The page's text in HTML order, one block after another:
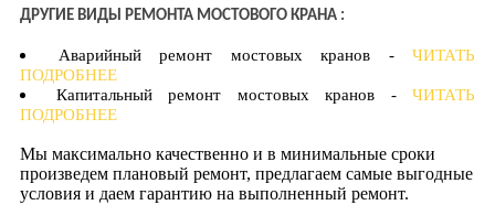
ДРУГИЕ ВИДЫ РЕМОНТА МОСТОВОГО КРАНА :
Аварийный ремонт мостовых кранов - ЧИТАТЬ
ПОДРОБНЕЕ
Капитальный ремонт мостовых кранов - ЧИТАТЬ
ПОДРОБНЕЕ
Мы максимально качественно и в минимальные сроки
произведем плановый ремонт, предлагаем самые выгодные
условия и даем гарантию на выполненный ремонт.